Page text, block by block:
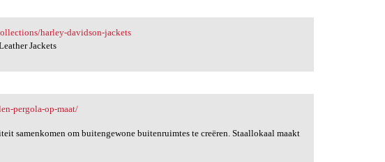
harley-davidson-jackets
Jackets
pergola-op-maat/
samenkomen om buitengewone buitenruimtes te creëren. Staallokaal maakt